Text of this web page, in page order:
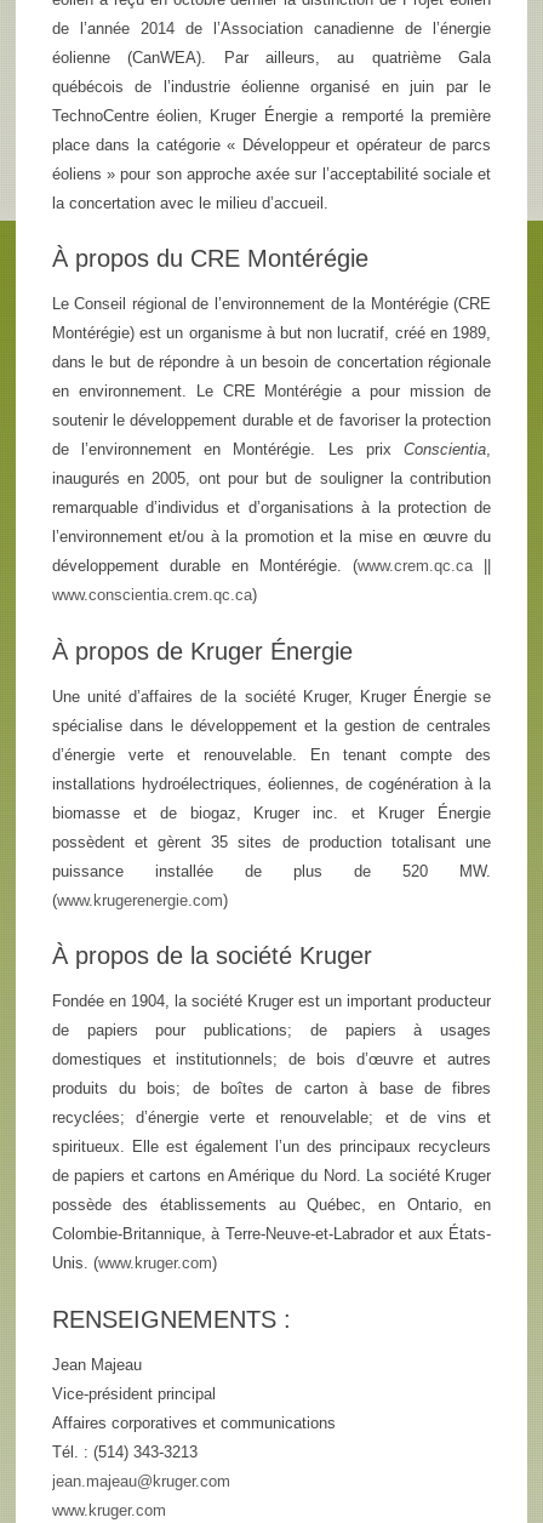
de l’année 2014 de l’Association canadienne de l’énergie
éolienne (CanWEA). Par ailleurs, au quatrième Gala
québécois de l’industrie éolienne organisé en juin par le
TechnoCentre éolien, Kruger Énergie a remporté la première
place dans la catégorie « Développeur et opérateur de parcs
éoliens » pour son approche axée sur l’acceptabilité sociale et
la concertation avec le milieu d’accueil.
À propos du CRE Montérégie
Le Conseil régional de l’environnement de la Montérégie (CRE
Montérégie) est un organisme à but non lucratif, créé en 1989,
dans le but de répondre à un besoin de concertation régionale
en environnement. Le CRE Montérégie a pour mission de
soutenir le développement durable et de favoriser la protection
de l’environnement en Montérégie. Les prixConscientia,
inaugurés en 2005, ont pour but de souligner la contribution
remarquable d’individus et d’organisations à la protection de
l’environnement et/ou à la promotion et la mise en œuvre du
développement durable en Montérégie. (www.crem.qc.ca||
www.conscientia.crem.qc.ca)
À propos de Kruger Énergie
Une unité d’affaires de la société Kruger, Kruger Énergie se
spécialise dans le développement et la gestion de centrales
d’énergie verte et renouvelable. En tenant compte des
installations hydroélectriques, éoliennes, de cogénération à la
biomasse et de biogaz, Kruger inc. et Kruger Énergie
possèdent et gèrent 35 sites de production totalisant une
puissance installée de plus de 520 MW.
(www.krugerenergie.com)
À propos de la société Kruger
Fondée en 1904, la société Kruger est un important producteur
de papiers pour publications; de papiers à usages
domestiques et institutionnels; de bois d’œuvre et autres
produits du bois; de boîtes de carton à base de fibres
recyclées; d’énergie verte et renouvelable; et de vins et
spiritueux. Elle est également l’un des principaux recycleurs
de papiers et cartons en Amérique du Nord. La société Kruger
possède des établissements au Québec, en Ontario, en
Colombie-Britannique, à Terre-Neuve-et-Labrador et aux États-
Unis. (www.kruger.com)
RENSEIGNEMENTS :
Jean Majeau
Vice-président principal
Affaires corporatives et communications
Tél. : (514) 343-3213
jean.majeau@kruger.com
www.kruger.com